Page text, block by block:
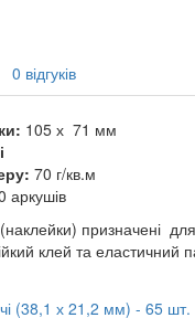
0 відгуків
105 х 71 мм
70 г/кв.м
аркушів
призначені
клей та еластичний